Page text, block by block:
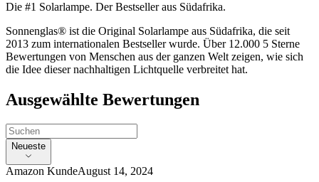
Die #1 Solarlampe. Der Bestseller aus Südafrika.
Sonnenglas® ist die Original Solarlampe aus Südafrika, die seit
2013 zum internationalen Bestseller wurde. Über 12.000 5 Sterne
Bewertungen von Menschen aus der ganzen Welt zeigen, wie sich
die Idee dieser nachhaltigen Lichtquelle verbreitet hat.
Ausgewählte Bewertungen
Neueste
Amazon KundeAugust 14, 2024